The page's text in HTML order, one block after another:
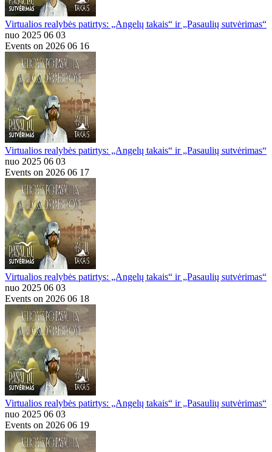
Virtualios realybės patirtys: „Angelų takais“ ir „Pasaulių sutvėrimas“
nuo 2025 06 03
Events on 2026 06 16
Virtualios realybės patirtys: „Angelų takais“ ir „Pasaulių sutvėrimas“
nuo 2025 06 03
Events on 2026 06 17
Virtualios realybės patirtys: „Angelų takais“ ir „Pasaulių sutvėrimas“
nuo 2025 06 03
Events on 2026 06 18
Virtualios realybės patirtys: „Angelų takais“ ir „Pasaulių sutvėrimas“
nuo 2025 06 03
Events on 2026 06 19